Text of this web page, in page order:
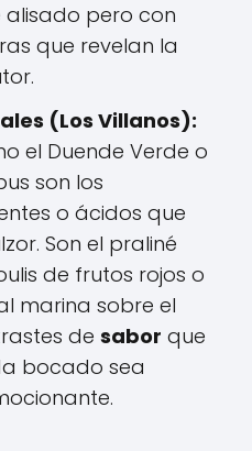
pero con
que revelan la
(Los Villanos):
el Duende Verde o
son los
o ácidos que
Son el praliné
de frutos rojos o
marina sobre el
de sabor que
bocado sea